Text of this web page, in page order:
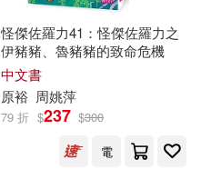
怪傑佐羅力41：怪傑佐羅力之
伊豬豬、魯豬豬的致命危機
中文書
原裕 周姚萍
79 折 $237 $300
電